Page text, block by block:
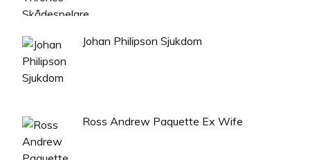
Johan Philipson Sjukdom
Ross Andrew Paquette Ex Wife